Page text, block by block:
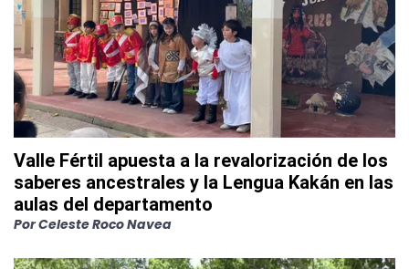
Valle Fértil apuesta a la revalorización de los
saberes ancestrales y la Lengua Kakán en las
aulas del departamento
PorCeleste Roco Navea